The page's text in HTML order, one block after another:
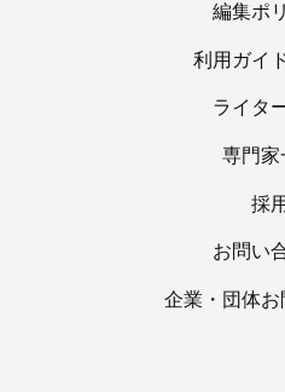
編集ポ
利用ガイ
ライタ
専門家
採用
お問い
企業・団体